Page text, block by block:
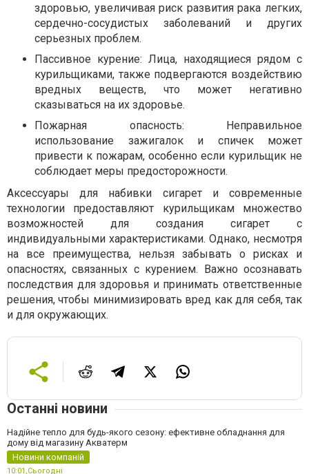
здоровью, увеличивая риск развития рака легких,
сердечно-сосудистых заболеваний и других
серьезных проблем.
Пассивное курение: Лица, находящиеся рядом с
курильщиками, также подвергаются воздействию
вредных веществ, что может негативно
сказываться на их здоровье.
Пожарная опасность: Неправильное
использование зажигалок и спичек может
привести к пожарам, особенно если курильщик не
соблюдает меры предосторожности.
Аксессуары для набивки сигарет и современные
технологии предоставляют курильщикам множество
возможностей для создания сигарет с
индивидуальными характеристиками. Однако, несмотря
на все преимущества, нельзя забывать о рисках и
опасностях, связанных с курением. Важно осознавать
последствия для здоровья и принимать ответственные
решения, чтобы минимизировать вред как для себя, так
и для окружающих.
Останні новини
Надійне тепло для будь-якого сезону: ефективне обладнання для
дому від магазину Акватерм
Новини компаній
10:01,Сьогодні